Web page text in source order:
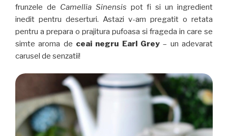
frunzele de Camellia Sinensis pot fi si un ingredient
inedit pentru deserturi. Astazi v-am pregatit o retata
pentru a prepara o prajitura pufoasa si frageda in care se
simte aroma de ceai negru Earl Grey – un adevarat
carusel de senzatii!